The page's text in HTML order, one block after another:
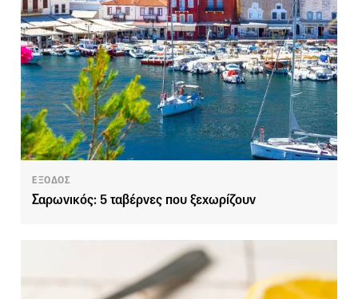
ΕΞΟΔΟΣ
Σαρωνικός: 5 ταβέρνες που ξεχωρίζουν